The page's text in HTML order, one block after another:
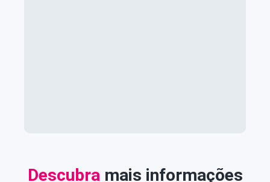
Descubramais informações